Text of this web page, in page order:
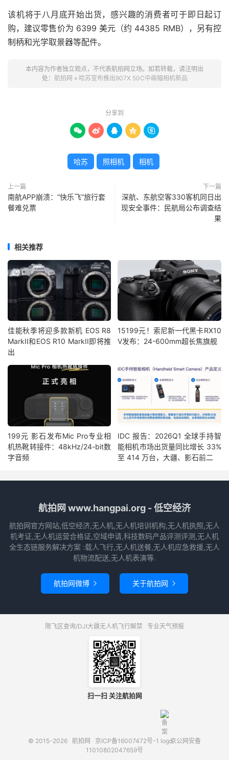
该机将于八月底开始出货，感兴趣的消费者可于即日起订
购，建议零售价为 6399 美元（约 44385 RMB），另有控
制柄和光学取景器等配件。
本内容为作者独立观点，不代表航拍网立场。如若转载，请注明出
处： 航拍网 » 哈苏宣布推出907X 50C中画幅相机新品
分享到
    
哈苏 照相机 相机
上一篇
南航APP崩溃：“快乐飞”旅行套
餐难兑票
下一篇
深航、东航空客330客机同日出
现安全事件：民航局公布调查结
果
相关推荐
佳能秋季将迎多款新机 EOS R8
MarkII和EOS R10 MarkII即将推
出
15199元！索尼新一代黑卡RX10
V发布：24-600mm超长焦旗舰
199元 影石发布Mic Pro专业相
机热靴转接件：48kHz/24-bit数
字音频
IDC 报告：2026Q1 全球手持智
能相机市场出货量同比增长 33%
至 414 万台，大疆、影石前二
航拍网 www.hangpai.org - 低空经济
航拍网官方网站,低空经济,无人机,无人机培训机构,无人机执照,无人
机考证,无人机运营合格证,空域申请,科技数码产品评测评测,无人机
全生态链服务解决方案 :载人飞行,无人机送餐,无人机应急救援,无人
机物流配送,无人机表演等.
航拍网微博  关于航拍网 
限飞区查询/DJI大疆无人机飞行解禁 专业天气预报
扫一扫 关注航拍网
© 2015-2026 航拍网 京ICP备16007472号-1
京公网安备
11010802047659号